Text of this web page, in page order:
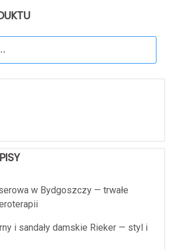
w Bydgoszczy — trwałe
i sandały damskie Rieker — styl i